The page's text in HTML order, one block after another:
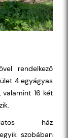
rendelkező
4 egyágyas
16 két
ház
szobában